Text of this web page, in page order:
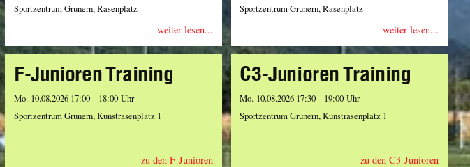
Sportzentrum Grunern, Rasenplatz
weiter lesen...
Sportzentrum Grunern, Rasenplatz
weiter lesen...
F-Junioren Training
Mo. 10.08.2026 17:00 - 18:00 Uhr
Sportzentrum Grunern, Kunstrasenplatz 1
zu den F-Junioren
C3-Junioren Training
Mo. 10.08.2026 17:30 - 19:00 Uhr
Sportzentrum Grunern, Kunstrasenplatz 1
zu den C3-Junioren